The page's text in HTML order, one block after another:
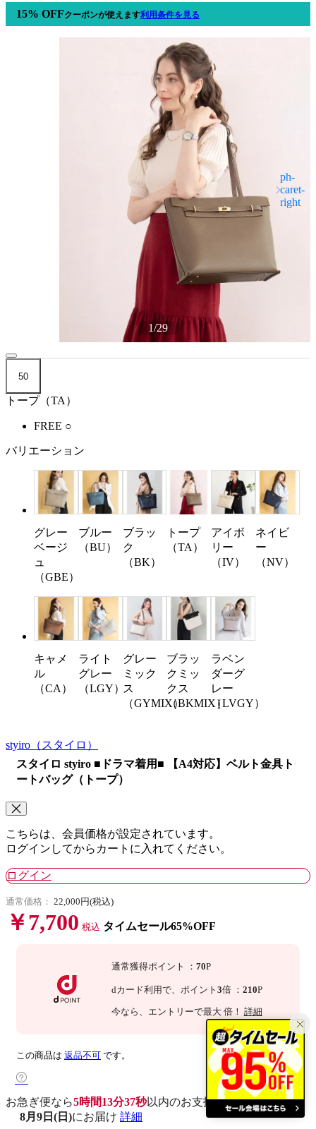
15% OFFクーポンが使えます利用条件を見る
1/29
50
トープ（TA）
FREE ○
バリエーション
グレー
ベージ
ュ
（GBE）
ブルー
（BU）
ブラッ
ク
（BK）
トープ
（TA）
アイボ
リー
（IV）
ネイビ
ー
（NV）
キャメ
ル
（CA）
ライト
グレー
（LGY）
グレー
ミック
ス
（GYMIX）
ブラッ
クミッ
クス
（BKMIX）
ラベン
ダーグ
レー
（LVGY）
styiro （スタイロ）
スタイロ styiro ■ドラマ着用■ 【A4対応】ベルト金具ト
ートバッグ（トープ）
こちらは、会員価格が設定されています。
ログインしてからカートに入れてください。
ログイン
通常価格： 22,000円(税込)
￥7,700 税込 タイムセール65%OFF
通常獲得ポイント ： 70P
dカード利用で、 ポイント 3倍 ： 210P
今なら 、エントリーで最大 倍！ 詳細
この商品は 返品不可 です。
お急ぎ便なら5時間13分36秒以内のお支払いで
8月9日(日)にお届け 詳細